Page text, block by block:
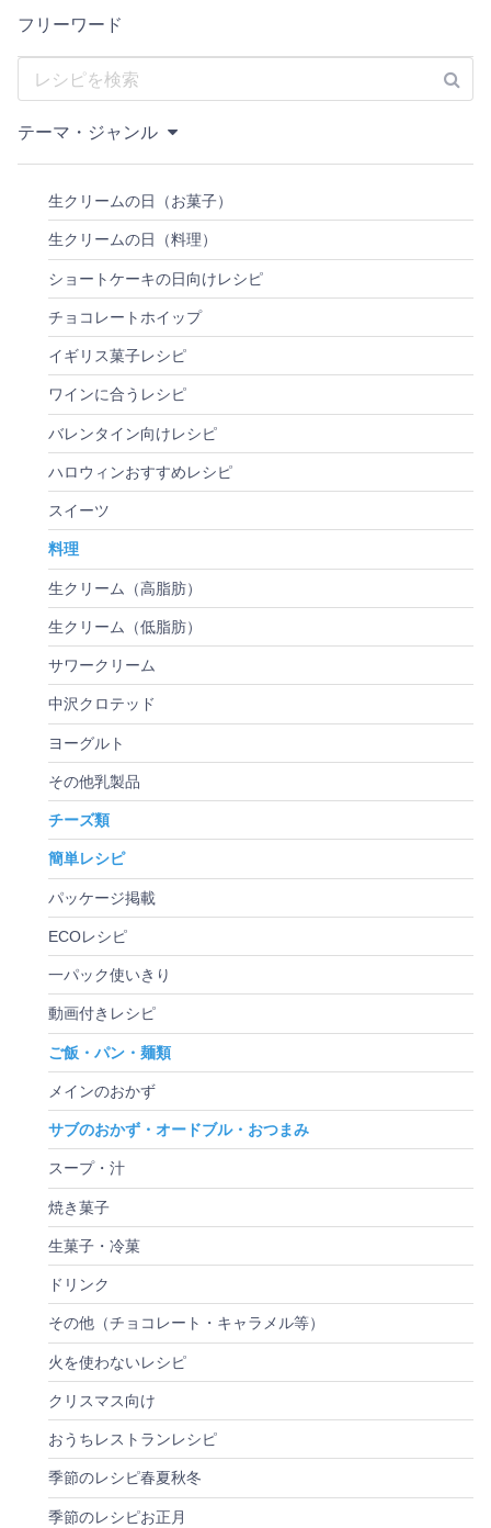
フリーワード
テーマ・ジャンル
生クリームの日（お菓子）
生クリームの日（料理）
ショートケーキの日向けレシピ
チョコレートホイップ
イギリス菓子レシピ
ワインに合うレシピ
バレンタイン向けレシピ
ハロウィンおすすめレシピ
スイーツ
料理
生クリーム（高脂肪）
生クリーム（低脂肪）
サワークリーム
中沢クロテッド
ヨーグルト
その他乳製品
チーズ類
簡単レシピ
パッケージ掲載
ECOレシピ
一パック使いきり
動画付きレシピ
ご飯・パン・麺類
メインのおかず
サブのおかず・オードブル・おつまみ
スープ・汁
焼き菓子
生菓子・冷菓
ドリンク
その他（チョコレート・キャラメル等）
火を使わないレシピ
クリスマス向け
おうちレストランレシピ
季節のレシピ春夏秋冬
季節のレシピお正月